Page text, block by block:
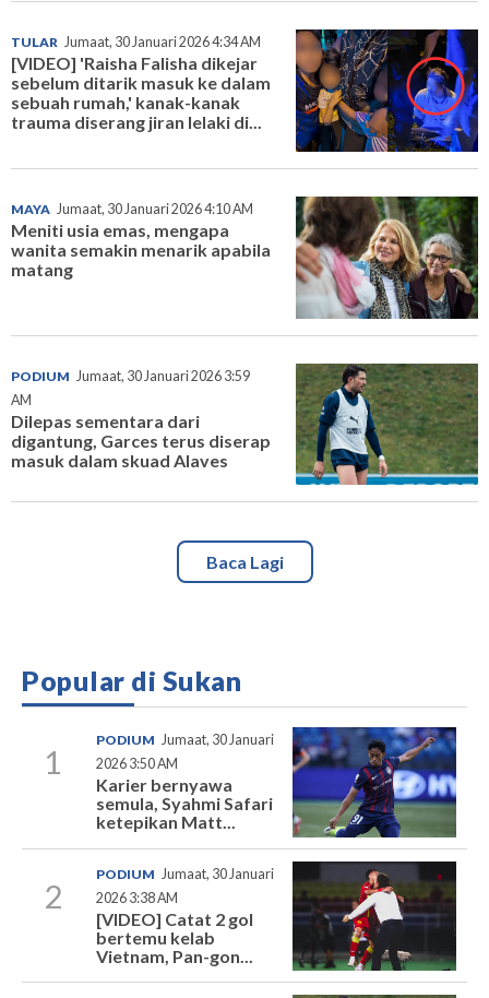
TULAR Jumaat, 30 Januari 2026 4:34 AM
[VIDEO] 'Raisha Falisha dikejar
sebelum ditarik masuk ke dalam
sebuah rumah,' kanak-kanak
trauma diserang jiran lelaki di...
MAYA Jumaat, 30 Januari 2026 4:10 AM
Meniti usia emas, mengapa
wanita semakin menarik apabila
matang
PODIUM Jumaat, 30 Januari 2026 3:59
AM
Dilepas sementara dari
digantung, Garces terus diserap
masuk dalam skuad Alaves
Baca Lagi
Popular di Sukan
1
PODIUM Jumaat, 30 Januari
2026 3:50 AM
Karier bernyawa
semula, Syahmi Safari
ketepikan Matt...
2
PODIUM Jumaat, 30 Januari
2026 3:38 AM
[VIDEO] Catat 2 gol
bertemu kelab
Vietnam, Pan-gon...